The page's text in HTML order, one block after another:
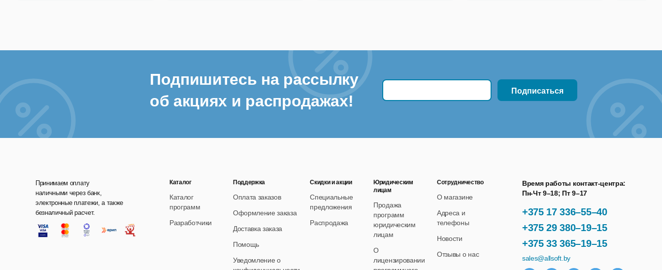
Подпишитесь на рассылку
об акциях и распродажах!
Принимаем оплату
наличными через банк,
электронные платежи, а также
безналичный расчет.
+375 17 336–55–40
+375 29 380–19–15
+375 33 365–19–15
Время работы контакт-центра:
Пн-Чт 9–18; Пт 9–17
sales@allsoft.by
Каталог
Каталог
программ
Разработчики
Поддержка
Оплата заказов
Оформление заказа
Доставка заказа
Помощь
Уведомление о
Скидки и акции
Специальные
предложения
Распродажа
Юридическим
лицам
Продажа
программ
юридическим
лицам
О
лицензировании
Сотрудничество
О магазине
Адреса и
телефоны
Новости
Отзывы о нас